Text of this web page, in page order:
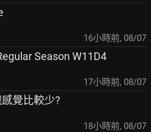
16小時前, 08/07
Season W11D4
17小時前, 08/07
覺比較少?
18小時前, 08/07